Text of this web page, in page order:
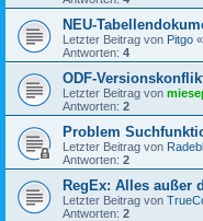
NEU-
Letzter Beitrag von Pitgo «
Antworten: 4
ODF-
Letzter Beitrag von
Antworten: 2
Problem
Letzter Beitrag von
Antworten: 2
RegEx: Alles außer
Letzter Beitrag von
Antworten: 2